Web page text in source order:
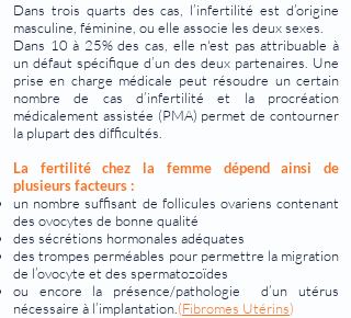
Dans trois quarts des cas, l’infertilité est d’origine
masculine, féminine, ou elle associe les deux sexes.
Dans 10 à 25% des cas, elle n'est pas attribuable à
un défaut spécifique d’un des deux partenaires. Une
prise en charge médicale peut résoudre un certain
nombre de cas d’infertilité et la procréation
médicalement assistée (PMA) permet de contourner
la plupart des difficultés.
La fertilité chez la femme dépend ainsi de
plusieurs facteurs :
un nombre suffisant de follicules ovariens contenant
des ovocytes de bonne qualité
des sécrétions hormonales adéquates
des trompes perméables pour permettre la migration
de l’ovocyte et des spermatozoïdes
ou encore la présence/pathologie d’un utérus
nécessaire à l’implantation. (Fibromes Utérins)